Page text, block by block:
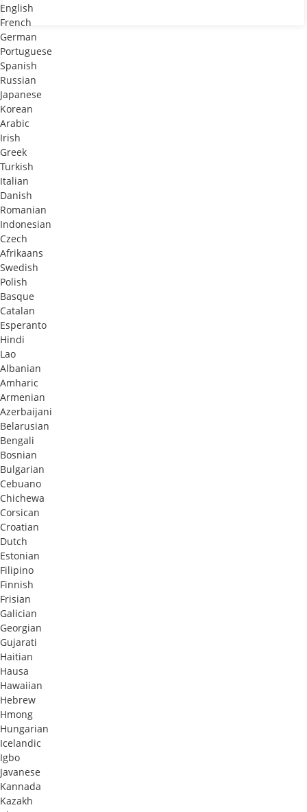
English
French
German
Portuguese
Spanish
Russian
Japanese
Korean
Arabic
Irish
Greek
Turkish
Italian
Danish
Romanian
Indonesian
Czech
Afrikaans
Swedish
Polish
Basque
Catalan
Esperanto
Hindi
Lao
Albanian
Amharic
Armenian
Azerbaijani
Belarusian
Bengali
Bosnian
Bulgarian
Cebuano
Chichewa
Corsican
Croatian
Dutch
Estonian
Filipino
Finnish
Frisian
Galician
Georgian
Gujarati
Haitian
Hausa
Hawaiian
Hebrew
Hmong
Hungarian
Icelandic
Igbo
Javanese
Kannada
Kazakh